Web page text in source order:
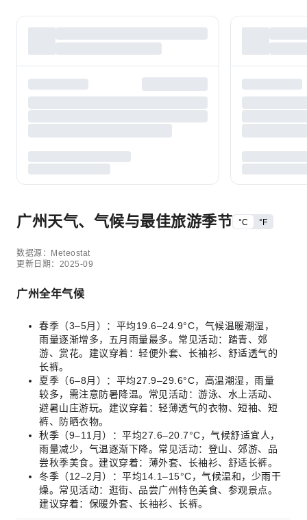
广州天气、气候与最佳旅游季节 °C °F
数据源：Meteostat
更新日期：2025-09
广州全年气候
春季（3–5月）：平均19.6–24.9°C，气候温暖潮湿，
雨量逐渐增多，五月雨量最多。常见活动：踏青、郊
游、赏花。建议穿着：轻便外套、长袖衫、舒适透气的
长裤。
夏季（6–8月）：平均27.9–29.6°C，高温潮湿，雨量
较多，需注意防暑降温。常见活动：游泳、水上活动、
避暑山庄游玩。建议穿着：轻薄透气的衣物、短袖、短
裤、防晒衣物。
秋季（9–11月）：平均27.6–20.7°C，气候舒适宜人，
雨量减少，气温逐渐下降。常见活动：登山、郊游、品
尝秋季美食。建议穿着：薄外套、长袖衫、舒适长裤。
冬季（12–2月）：平均14.1–15°C，气候温和，少雨干
燥。常见活动：逛街、品尝广州特色美食、参观景点。
建议穿着：保暖外套、长袖衫、长裤。